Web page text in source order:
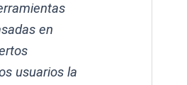
en
usuarios la